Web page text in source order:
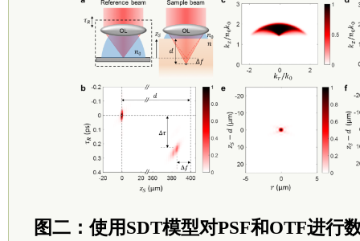
图二：使用SDT模型对PSF和OTF进行